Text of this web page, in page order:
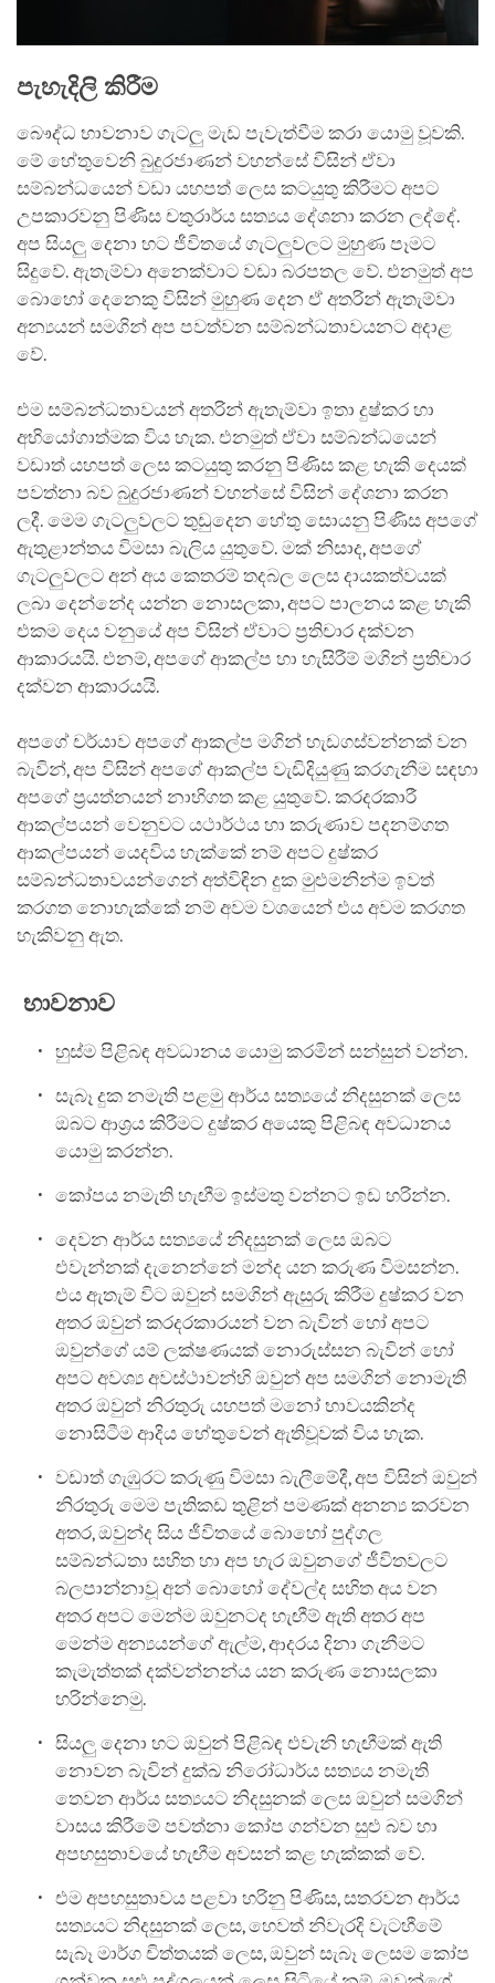
පැහැදිලි කිරීම
බෞද්ධ භාවනාව ගැටලු මැඩ පැවැත්වීම කරා යොමු වූවකි.
මේ හේතුවෙනි බුදුරජාණන් වහන්සේ විසින් ඒවා
සම්බන්ධයෙන් වඩා යහපත් ලෙස කටයුතු කිරීමට අපට
උපකාරවනු පිණිස චතුරාර්ය සත්‍යය දේශනා කරන ලද්දේ.
අප සියලු දෙනා හට ජීවිතයේ ගැටලුවලට මුහුණ පෑමට
සිදුවේ. ඇතැම්වා අනෙක්වාට වඩා බරපතල වේ. එනමුත් අප
බොහෝ දෙනෙකු විසින් මුහුණ දෙන ඒ අතරින් ඇතැම්වා
අන්‍යයන් සමගින් අප පවත්වන සම්බන්ධතාවයනට අදාළ
වේ.
එම සම්බන්ධතාවයන් අතරින් ඇතැම්වා ඉතා දුෂ්කර හා
අභියෝගාත්මක විය හැක. එනමුත් ඒවා සම්බන්ධයෙන්
වඩාත් යහපත් ලෙස කටයුතු කරනු පිණිස කළ හැකි දෙයක්
පවත්නා බව බුදුරජාණන් වහන්සේ විසින් දේශනා කරන
ලදී. මෙම ගැටලුවලට තුඩුදෙන හේතු සොයනු පිණිස අපගේ
ඇතුළාන්තය විමසා බැලිය යුතුවේ. මක් නිසාද, අපගේ
ගැටලුවලට අන් අය කෙතරම් තදබල ලෙස දායකත්වයක්
ලබා දෙන්නේද යන්න නොසලකා, අපට පාලනය කළ හැකි
එකම දෙය වනුයේ අප විසින් ඒවාට ප්‍රතිචාර දක්වන
ආකාරයයි. එනම්, අපගේ ආකල්ප හා හැසිරීම් මගින් ප්‍රතිචාර
දක්වන ආකාරයයි.
අපගේ චර්යාව අපගේ ආකල්ප මගින් හැඩගස්වන්නක් වන
බැවින්, අප විසින් අපගේ ආකල්ප වැඩිදියුණු කරගැනීම සඳහා
අපගේ ප්‍රයත්නයන් නාභිගත කළ යුතුවේ. කරදරකාරී
ආකල්පයන් වෙනුවට යථාර්ථය හා කරුණාව පදනම්ගත
ආකල්පයන් යෙදවිය හැක්කේ නම් අපට දුෂ්කර
සම්බන්ධතාවයන්ගෙන් අත්විඳින දුක මුළුමනින්ම ඉවත්
කරගත නොහැක්කේ නම් අවම වශයෙන් එය අවම කරගත
හැකිවනු ඇත.
භාවනාව
හුස්ම පිළිබඳ අවධානය යොමු කරමින් සන්සුන් වන්න.
සැබෑ දුක නමැති පළමු ආර්ය සත්‍යයේ නිදසුනක් ලෙස
ඔබට ආශ්‍රය කිරීමට දුෂ්කර අයෙකු පිළිබඳ අවධානය
යොමු කරන්න.
කෝපය නමැති හැඟීම ඉස්මතු වන්නට ඉඩ හරින්න.
දෙවන ආර්ය සත්‍යයේ නිදසුනක් ලෙස ඔබට
එවැන්නක් දැනෙන්නේ මන්ද යන කරුණ විමසන්න.
එය ඇතැම් විට ඔවුන් සමගින් ඇසුරු කිරීම දුෂ්කර වන
අතර ඔවුන් කරදරකාරයන් වන බැවින් හෝ අපට
ඔවුන්ගේ යම් ලක්ෂණයක් නොරුස්සන බැවින් හෝ
අපට අවශ්‍ය අවස්ථාවන්හි ඔවුන් අප සමගින් නොමැති
අතර ඔවුන් නිරතුරු යහපත් මනෝ භාවයකින්ද
නොසිටීම ආදිය හේතුවෙන් ඇතිවූවක් විය හැක.
වඩාත් ගැඹුරට කරුණු විමසා බැලීමේදී, අප විසින් ඔවුන්
නිරතුරු මෙම පැතිකඩ තුළින් පමණක් අනන්‍ය කරවන
අතර, ඔවුන්ද සිය ජීවිතයේ බොහෝ පුද්ගල
සම්බන්ධතා සහිත හා අප හැර ඔවුනගේ ජීවිතවලට
බලපාන්නාවූ අන් බොහෝ දේවල්ද සහිත අය වන
අතර අපට මෙන්ම ඔවුනටද හැඟීම් ඇති අතර අප
මෙන්ම අන්‍යයන්ගේ ඇල්ම, ආදරය දිනා ගැනීමට
කැමැත්තක් දක්වන්නන්ය යන කරුණ නොසලකා
හරින්නෙමු.
සියලු දෙනා හට ඔවුන් පිළිබඳ එවැනි හැඟීමක් ඇති
නොවන බැවින් දුක්ඛ නිරෝධාර්ය සත්‍යය නමැති
තෙවන ආර්ය සත්‍යයට නිදසුනක් ලෙස ඔවුන් සමගින්
වාසය කිරීමේ පවත්නා කෝප ගන්වන සුළු බව හා
අපහසුතාවයේ හැඟීම අවසන් කළ හැක්කක් වේ.
එම අපහසුතාවය පළවා හරිනු පිණිස, සතරවන ආර්ය
සත්‍යයට නිදසුනක් ලෙස, හෙවත් නිවැරදි වැටහීමේ
සැබෑ මාර්ග චිත්තයක් ලෙස, ඔවුන් සැබෑ ලෙසම කෝප